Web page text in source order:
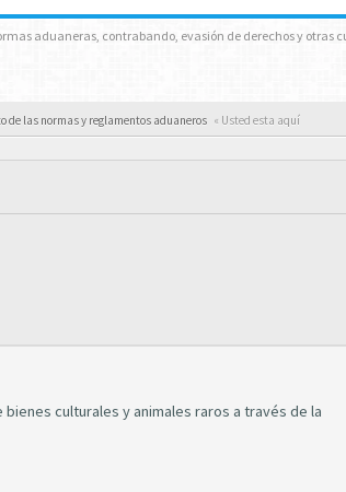
aduaneras, contrabando, evasión de derechos y
de las normas y reglamentos aduaneros « Usted esta aquí
culturales y animales raros a través de la